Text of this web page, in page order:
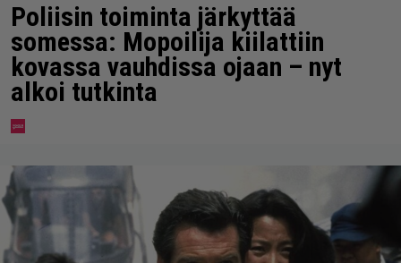
Poliisin toiminta järkyttää
somessa: Mopoilija kiilattiin
kovassa vauhdissa ojaan – nyt
alkoi tutkinta